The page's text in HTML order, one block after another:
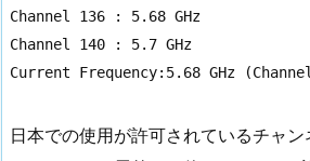
Channel 136 : 5.68 GHz
Channel 140 : 5.7 GHz
Current Frequency:5.68 GHz
日本での使用が許可されているチャ